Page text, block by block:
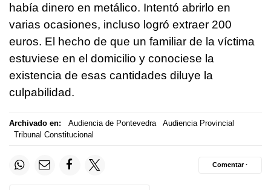
había dinero en metálico. Intentó abrirlo en
varias ocasiones, incluso logró extraer 200
euros. El hecho de que un familiar de la víctima
estuviese en el domicilio y conociese la
existencia de esas cantidades diluye la
culpabilidad.
Archivado en: Audiencia de Pontevedra
Audiencia Provincial
Tribunal Constitucional
Comentar ·